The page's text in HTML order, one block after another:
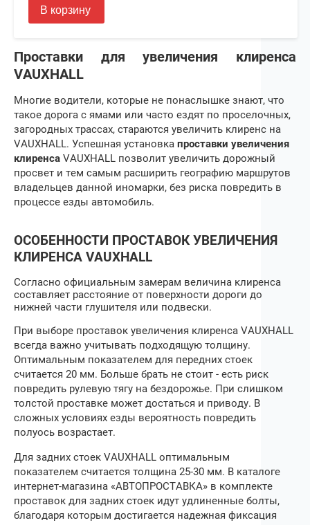
В корзину
Проставки для увеличения клиренса
VAUXHALL
Многие водители, которые не понаслышке знают, что
такое дорога с ямами или часто ездят по проселочных,
загородных трассах, стараются увеличить клиренс на
VAUXHALL. Успешная установка проставки увеличения
клиренса VAUXHALL позволит увеличить дорожный
просвет и тем самым расширить географию маршрутов
владельцев данной иномарки, без риска повредить в
процессе езды автомобиль.
ОСОБЕННОСТИ ПРОСТАВОК УВЕЛИЧЕНИЯ
КЛИРЕНСА VAUXHALL
Согласно официальным замерам величина клиренса
составляет расстояние от поверхности дороги до
нижней части глушителя или подвески.
При выборе проставок увеличения клиренса VAUXHALL
всегда важно учитывать подходящую толщину.
Оптимальным показателем для передних стоек
считается 20 мм. Больше брать не стоит ‒ есть риск
повредить рулевую тягу на бездорожье. При слишком
толстой проставке может достаться и приводу. В
сложных условиях езды вероятность повредить
полуось возрастает.
Для задних стоек VAUXHALL оптимальным
показателем считается толщина 25‒30 мм. В каталоге
интернет-магазина «АВТОПРОСТАВКА» в комплекте
проставок для задних стоек идут удлиненные болты,
благодаря которым достигается надежная фиксация